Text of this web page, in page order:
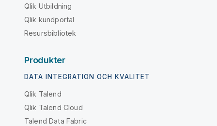
Qlik Utbildning
Qlik kundportal
Resursbibliotek
Produkter
DATA INTEGRATION OCH KVALITET
Qlik Talend
Qlik Talend Cloud
Talend Data Fabric